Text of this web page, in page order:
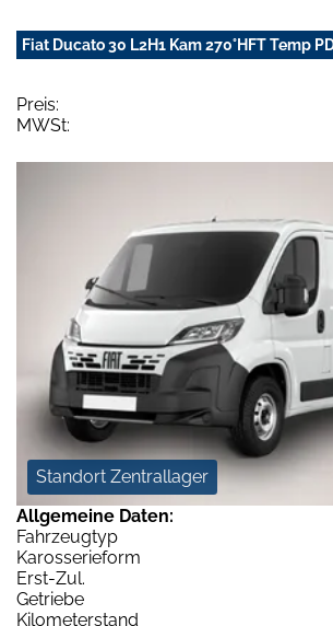
Fiat Ducato 30 L2H1 Kam 270°HFT Temp
Preis:
MWSt:
Standort Zentrallager
Allgemeine Daten:
Fahrzeugtyp
Karosserieform
Erst-Zul.
Getriebe
Kilometerstand